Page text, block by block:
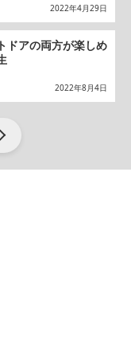
2022年4月29日
ドアの両方が楽しめ
2022年8月4日